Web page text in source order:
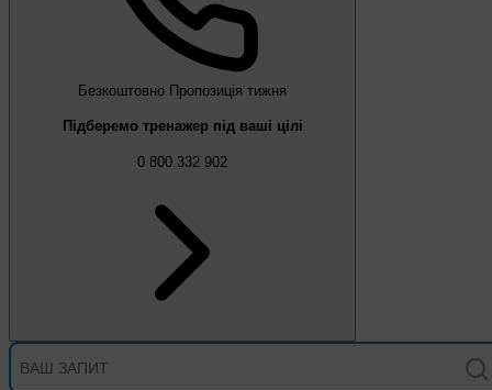
Безкоштовно Пропозиція тижня
Підберемо тренажер під ваші цілі
0 800 332 902